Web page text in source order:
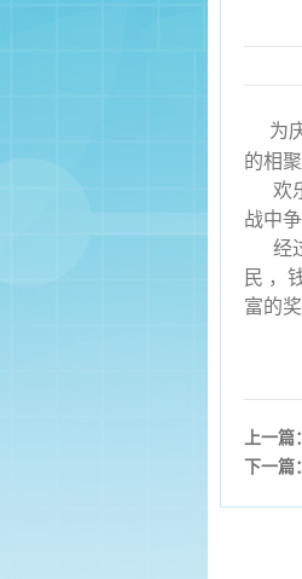
为
的相
欢
战中
经
民 ，
富的
上一篇：
下一篇：